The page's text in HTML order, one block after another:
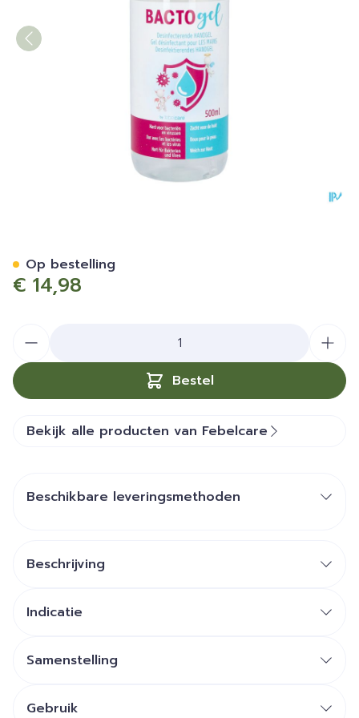
€ 14,98
Bestel
Op bestelling
Bekijk alle producten van Febelcare
Beschikbare leveringsmethoden
Beschrijving
Indicatie
Samenstelling
Gebruik